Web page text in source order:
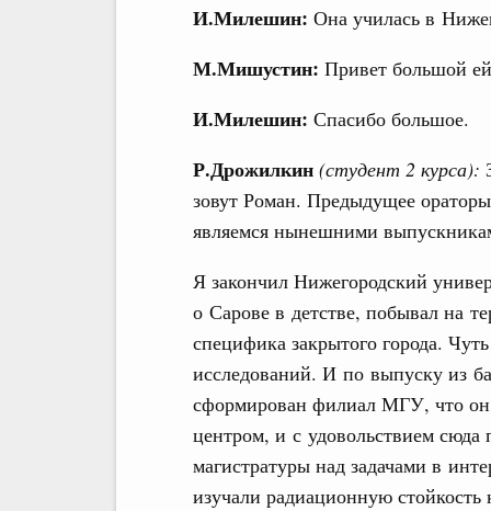
И.Милешин: Она училась в
М.Мишустин: Привет большой
И.Милешин: Спасибо большое.
Р.Дрожилкин (студент 2 курса):
зовут Роман. Предыдущее
являемся нынешними
Я закончил Нижегородский
о Сарове в детстве, побывал на
специфика закрытого города.
исследований. И по выпуску из
сформирован филиал МГУ, что он
центром, и с удовольствием сюда
магистратуры над задачами в
изучали радиационную